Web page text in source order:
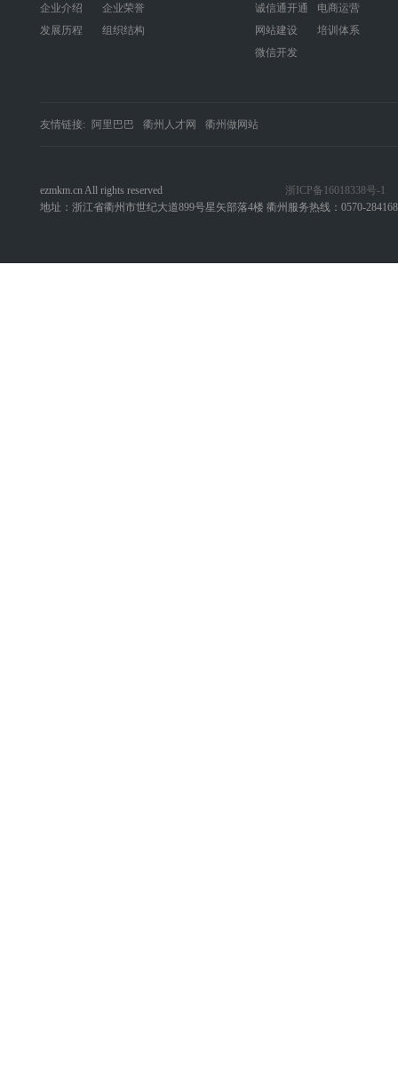
企业介绍
企业荣誉
发展历程
组织结构
诚信通开通
电商运营
网站建设
培训体系
微信开发
友情链接: 阿里巴巴 衢州人才网 衢州做网站
ezmkm.cn All rights reserved 浙ICP备16018338号-1
地址：浙江省衢州市世纪大道899号星矢部落4楼 衢州服务热线：0570-